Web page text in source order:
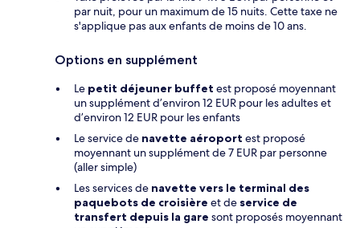
par nuit, pour un maximum de 15 nuits. Cette taxe ne
s'applique pas aux enfants de moins de 10 ans.
Options en supplément
Le petit déjeuner buffet est proposé moyennant
un supplément d’environ 12 EUR pour les adultes et
d’environ 12 EUR pour les enfants
Le service de navette aéroport est proposé
moyennant un supplément de 7 EUR par personne
(aller simple)
Les services de navette vers le terminal des
paquebots de croisière et de service de
transfert depuis la gare sont proposés moyennant